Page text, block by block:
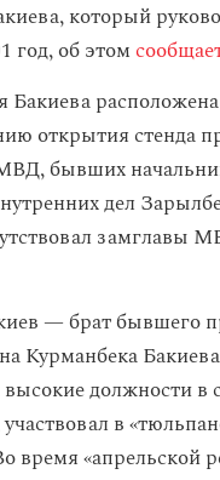
который
год, об этом
Бакиева
открытия стенда
бывших
дел
замглавы
— брат бывшего
Курманбека
должности в
участвовал в
время «апрельской